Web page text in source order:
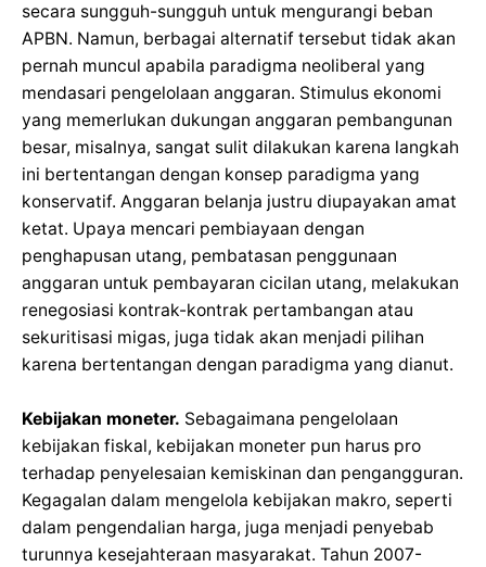
secara sungguh-sungguh untuk mengurangi beban
APBN. Namun, berbagai alternatif tersebut tidak akan
pernah muncul apabila paradigma neoliberal yang
mendasari pengelolaan anggaran. Stimulus ekonomi
yang memerlukan dukungan anggaran pembangunan
besar, misalnya, sangat sulit dilakukan karena langkah
ini bertentangan dengan konsep paradigma yang
konservatif. Anggaran belanja justru diupayakan amat
ketat. Upaya mencari pembiayaan dengan
penghapusan utang, pembatasan penggunaan
anggaran untuk pembayaran cicilan utang, melakukan
renegosiasi kontrak-kontrak pertambangan atau
sekuritisasi migas, juga tidak akan menjadi pilihan
karena bertentangan dengan paradigma yang dianut.
Kebijakan moneter. Sebagaimana pengelolaan
kebijakan fiskal, kebijakan moneter pun harus pro
terhadap penyelesaian kemiskinan dan pengangguran.
Kegagalan dalam mengelola kebijakan makro, seperti
dalam pengendalian harga, juga menjadi penyebab
turunnya kesejahteraan masyarakat. Tahun 2007-